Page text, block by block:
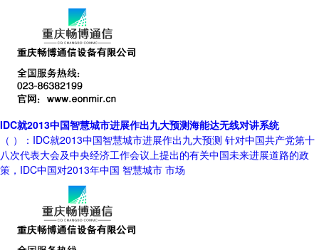
IDC就2013中国智慧城市进展作出九大预测海能达无线对讲系统
（ ）：IDC就2013中国智慧城市进展作出九大预测 针对中国共产党第十
八次代表大会及中央经济工作会议上提出的有关中国未来进展道路的政
策，IDC中国对2013年中国 智慧城市 市场